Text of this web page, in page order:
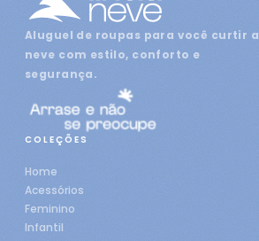
Aluguel de roupas para você curtir a
neve com estilo, conforto e
segurança.
COLEÇÕES
Home
Acessórios
Feminino
Infantil